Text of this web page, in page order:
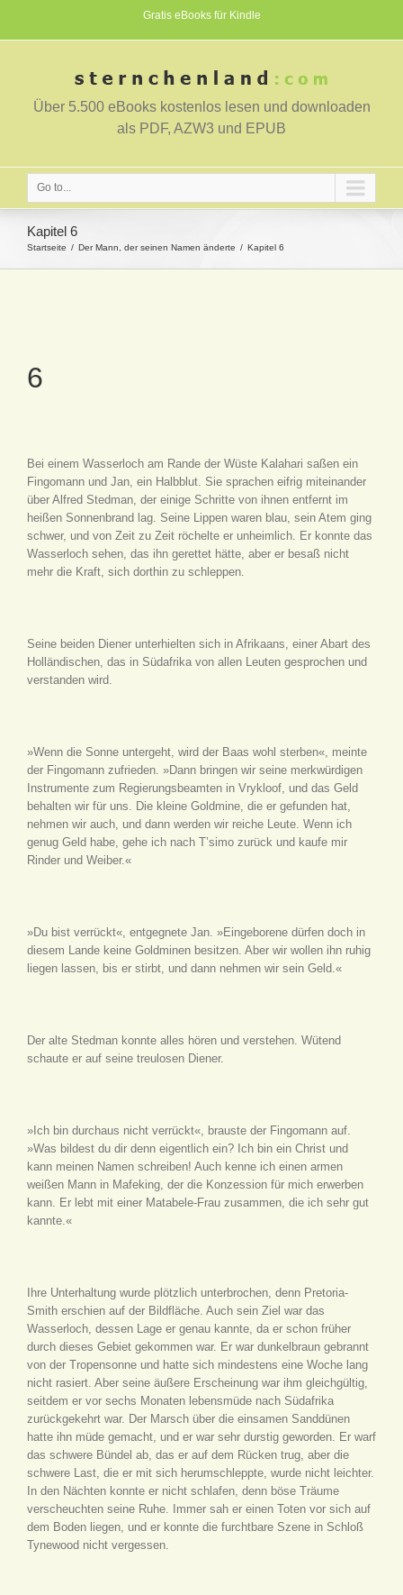
Gratis eBooks für Kindle
Über 5.500 eBooks kostenlos lesen und downloaden
als PDF, AZW3 und EPUB
Go to...
Kapitel 6
Startseite Der Mann, der seinen Namen änderte Kapitel 6
6
Bei einem Wasserloch am Rande der Wüste Kalahari saßen ein
Fingomann und Jan, ein Halbblut. Sie sprachen eifrig miteinander
über Alfred Stedman, der einige Schritte von ihnen entfernt im
heißen Sonnenbrand lag. Seine Lippen waren blau, sein Atem ging
schwer, und von Zeit zu Zeit röchelte er unheimlich. Er konnte das
Wasserloch sehen, das ihn gerettet hätte, aber er besaß nicht
mehr die Kraft, sich dorthin zu schleppen.
Seine beiden Diener unterhielten sich in Afrikaans, einer Abart des
Holländischen, das in Südafrika von allen Leuten gesprochen und
verstanden wird.
»Wenn die Sonne untergeht, wird der Baas wohl sterben«, meinte
der Fingomann zufrieden. »Dann bringen wir seine merkwürdigen
Instrumente zum Regierungsbeamten in Vrykloof, und das Geld
behalten wir für uns. Die kleine Goldmine, die er gefunden hat,
nehmen wir auch, und dann werden wir reiche Leute. Wenn ich
genug Geld habe, gehe ich nach T’simo zurück und kaufe mir
Rinder und Weiber.«
»Du bist verrückt«, entgegnete Jan. »Eingeborene dürfen doch in
diesem Lande keine Goldminen besitzen. Aber wir wollen ihn ruhig
liegen lassen, bis er stirbt, und dann nehmen wir sein Geld.«
Der alte Stedman konnte alles hören und verstehen. Wütend
schaute er auf seine treulosen Diener.
»Ich bin durchaus nicht verrückt«, brauste der Fingomann auf.
»Was bildest du dir denn eigentlich ein? Ich bin ein Christ und
kann meinen Namen schreiben! Auch kenne ich einen armen
weißen Mann in Mafeking, der die Konzession für mich erwerben
kann. Er lebt mit einer Matabele-Frau zusammen, die ich sehr gut
kannte.«
Ihre Unterhaltung wurde plötzlich unterbrochen, denn Pretoria-
Smith erschien auf der Bildfläche. Auch sein Ziel war das
Wasserloch, dessen Lage er genau kannte, da er schon früher
durch dieses Gebiet gekommen war. Er war dunkelbraun gebrannt
von der Tropensonne und hatte sich mindestens eine Woche lang
nicht rasiert. Aber seine äußere Erscheinung war ihm gleichgültig,
seitdem er vor sechs Monaten lebensmüde nach Südafrika
zurückgekehrt war. Der Marsch über die einsamen Sanddünen
hatte ihn müde gemacht, und er war sehr durstig geworden. Er warf
das schwere Bündel ab, das er auf dem Rücken trug, aber die
schwere Last, die er mit sich herumschleppte, wurde nicht leichter.
In den Nächten konnte er nicht schlafen, denn böse Träume
verscheuchten seine Ruhe. Immer sah er einen Toten vor sich auf
dem Boden liegen, und er konnte die furchtbare Szene in Schloß
Tynewood nicht vergessen.